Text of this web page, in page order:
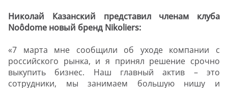
Николай Казанский представил членам клуба
Noôdome новый бренд Nikoliers:
«7 марта мне сообщили об уходе компании с
российского рынка, и я принял решение срочно
выкупить бизнес. Наш главный актив – это
сотрудники, мы занимаем большую нишу и